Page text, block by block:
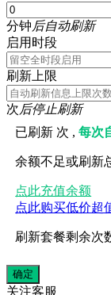
分钟后自动刷新
启用时段
刷新上限
次后停止刷新
已刷新 次 ,每次
余额不足或刷新
点此充值余额
点此购买低价超
刷新套餐剩余次
关注客服